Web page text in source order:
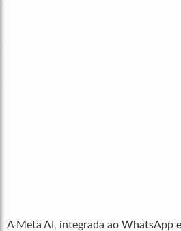
A Meta AI, integrada ao WhatsApp